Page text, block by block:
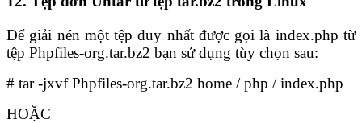
Để giải nén một tệp duy nhất được gọi là index.php từ
tệp Phpfiles-org.tar.bz2 bạn sử dụng tùy chọn sau:
# tar -jxvf Phpfiles-org.tar.bz2 home / php / index.php
HOẶC